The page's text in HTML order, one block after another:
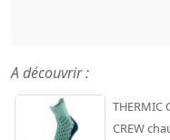
A découvrir :
THERMIC
CREW